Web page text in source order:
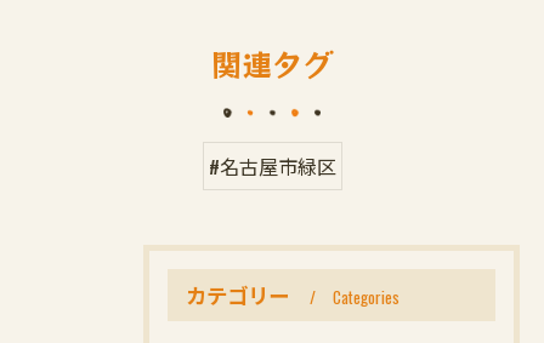
関連タグ
#名古屋市緑区
カテゴリー Categories